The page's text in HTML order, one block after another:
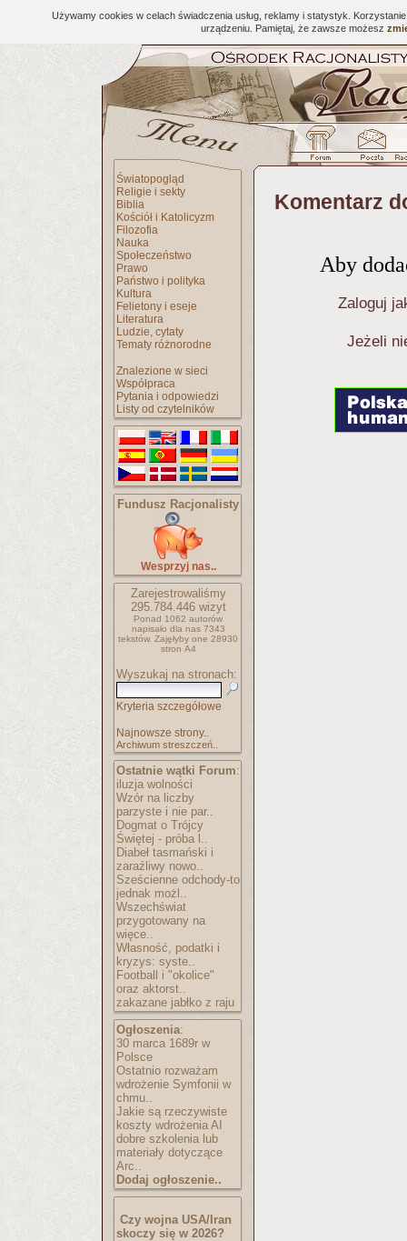
Używamy cookies w celach świadczenia usług, reklamy i statystyk.
urządzeniu. Pamiętaj, że zawsze możesz
Światopogląd
Religie i sekty
Biblia
Kościół i Katolicyzm
Filozofia
Nauka
Społeczeństwo
Prawo
Państwo i polityka
Kultura
Felietony i eseje
Literatura
Ludzie, cytaty
Tematy różnorodne
Znalezione w sieci
Współpraca
Pytania i odpowiedzi
Listy od czytelników
Fundusz Racjonalisty
Wesprzyj nas..
Zarejestrowaliśmy
295.784.446wizyt
Ponad 1062 autorów
napisało dla nas 7343
tekstów. Zajęłyby one 28930
stron A4
Wyszukaj na stronach:
Kryteria szczegółowe
Najnowsze strony..
Archiwum streszczeń..
Ostatnie wątki Forum:
iluzja wolności
Wzór na liczby
parzyste i nie par..
Dogmat o Trójcy
Świętej - próba l..
Diabeł tasmański i
zaraźliwy nowo..
Sześcienne odchody-to
jednak możl..
Wszechświat
przygotowany na
więce..
Własność, podatki i
kryzys: syste..
Football i "okolice"
oraz aktorst..
zakazane jabłko z raju
Ogłoszenia:
30 marca 1689r w
Polsce
Ostatnio rozważam
wdrożenie Symfonii w
chmu..
Jakie są rzeczywiste
koszty wdrożenia AI
dobre szkolenia lub
materiały dotyczące
Arc..
Dodaj ogłoszenie..
Czy wojna USA/Iran
skoczy się w 2026?
Komentarz
Aby
Zaloguj
Jeżeli